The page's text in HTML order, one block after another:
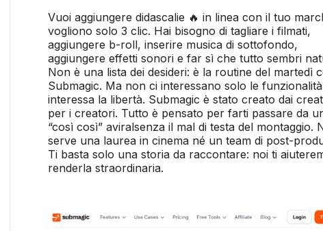
Vuoi aggiungere didascalie 🔥 in linea con il tuo
vogliono solo 3 clic. Hai bisogno di tagliare i filmati,
aggiungere b-roll, inserire musica di sottofondo,
aggiungere effetti sonori e far sì che tutto sembri
Non è una lista dei desideri: è la routine del martedì
Submagic. Ma non ci interessano solo le
interessa la libertà. Submagic è stato creato dai
per i creatori. Tutto è pensato per farti passare da
“così così” aviralsenza il mal di testa del montaggio.
serve una laurea in cinema né un team di post-
Ti basta solo una storia da raccontare: noi ti
renderla straordinaria.